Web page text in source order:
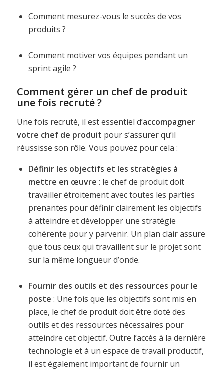
Comment mesurez-vous le succès de vos
produits ?
Comment motiver vos équipes pendant un
sprint agile ?
Comment gérer un chef de produit
une fois recruté ?
Une fois recruté, il est essentiel d’accompagner
votre chef de produit pour s’assurer qu’il
réussisse son rôle. Vous pouvez pour cela :
Définir les objectifs et les stratégies à
mettre en œuvre : le chef de produit doit
travailler étroitement avec toutes les parties
prenantes pour définir clairement les objectifs
à atteindre et développer une stratégie
cohérente pour y parvenir. Un plan clair assure
que tous ceux qui travaillent sur le projet sont
sur la même longueur d’onde.
Fournir des outils et des ressources pour le
poste : Une fois que les objectifs sont mis en
place, le chef de produit doit être doté des
outils et des ressources nécessaires pour
atteindre cet objectif. Outre l’accès à la dernière
technologie et à un espace de travail productif,
il est également important de fournir un